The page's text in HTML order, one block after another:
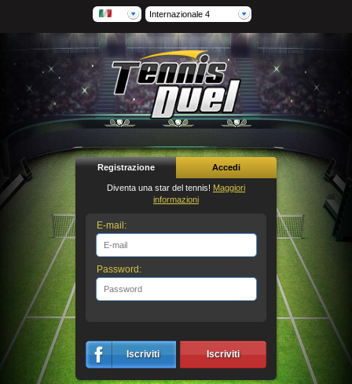
Internazionale 4
Registrazione Accedi
Diventa una star del tennis! Maggiori
informazioni
E-mail:
Password:
Iscriviti Iscriviti